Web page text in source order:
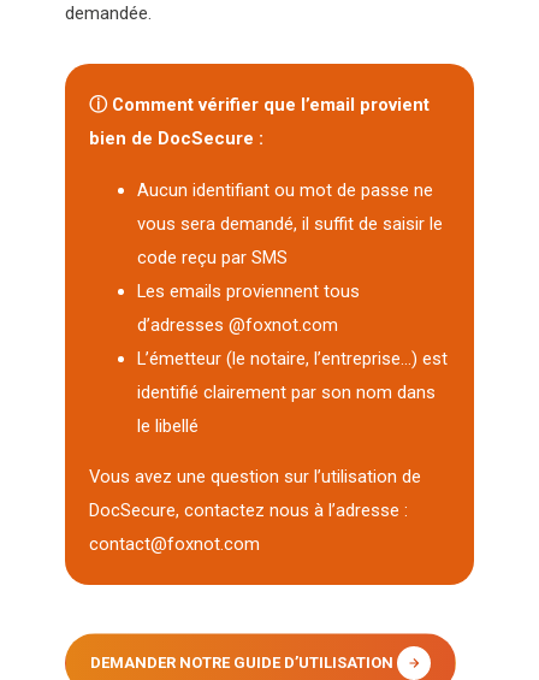
demandée.
ⓘ Comment vérifier que l’email provient
bien de DocSecure :
Aucun identifiant ou mot de passe ne
vous sera demandé, il suffit de saisir le
code reçu par SMS
Les emails proviennent tous
d’adresses @foxnot.com
L’émetteur (le notaire, l’entreprise…) est
identifié clairement par son nom dans
le libellé
Vous avez une question sur l’utilisation de
DocSecure, contactez nous à l’adresse :
contact@foxnot.com
DEMANDER NOTRE GUIDE D’UTILISATION